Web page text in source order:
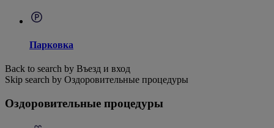
Парковка
Back to search by Въезд и вход
Skip search by Оздоровительные процедуры
Оздоровительные процедуры